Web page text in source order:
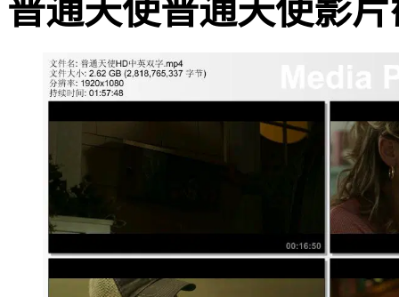
普通天使普通天使影片